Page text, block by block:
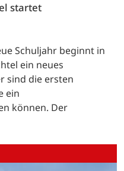
startet
Schuljahr beginnt in
ein neues
sind die ersten
ein
können. Der